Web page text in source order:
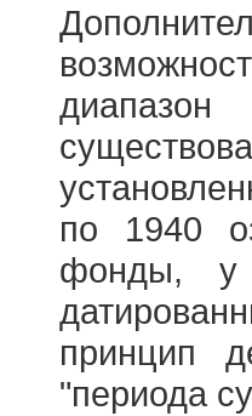
по 1940
фонды, у
принцип
"периода